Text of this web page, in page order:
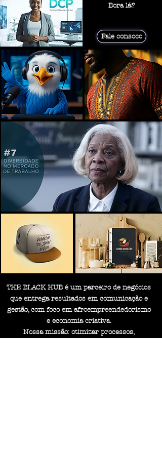
Bora lá?​​​
Fale consoco
THE BLACK HUB é um parceiro de negócios
que entrega resultados em comunicação e
gestão, com foco em afroempreendedorismo
e economia criativa.
Nossa missão: otimizar processos,